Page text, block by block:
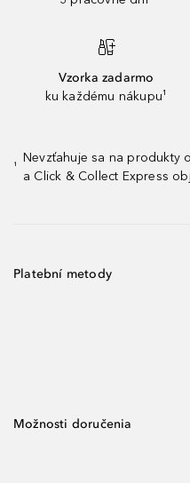
Vzorka zadarmo
ku každému nákupu¹
¹
Nevzťahuje sa na produkty
a Click & Collect Express
Platební metody
Možnosti doručenia